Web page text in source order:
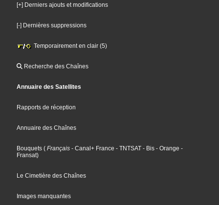
[+] Derniers ajouts et modifications
[-] Dernières suppressions
Temporairement en clair (5)
Recherche des Chaînes
Annuaire des Satellites
Rapports de réception
Annuaire des Chaînes
Bouquets ( Français - Canal+ France - TNTSAT - Bis - Orange -
Fransat)
Le Cimetière des Chaînes
Images manquantes